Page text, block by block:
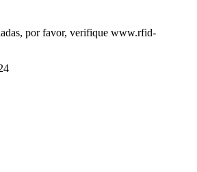
por favor, verifique www.rfid-